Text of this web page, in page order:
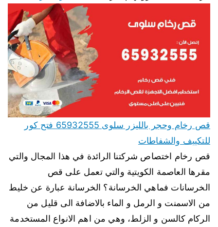
قص رخام وحجر بالليزر سلوى 65932555 فتح كور
للتكييف والشفاطات
قص رخام اختصاص شركتنا الرائدة في هذا المجال والتي
مقرها العاصمة الكويتية والتي تعمل على قص
الخرسانات فماهي الخرسانة؟ الخرسانة عبارة عن خليط
من الاسمنت و الرمل و الماء بالاضافة الى قليل من
الركام كالسن و الزلط، وهي من اهم الانواع المستخدمة